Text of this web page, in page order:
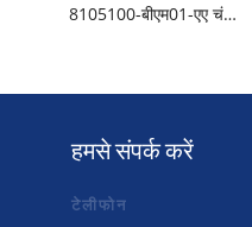
8105100-बीएम01-एए चंगान औचन ए800 कंडेनसर
हमसे संपर्क करें
टेलीफोन